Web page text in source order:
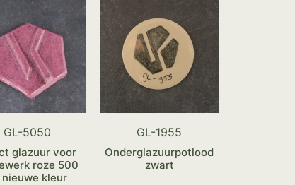
GL-5050
glazuur voor
roze 500
nieuwe kleur
GL-1955
Onderglazuurpotlood
zwart